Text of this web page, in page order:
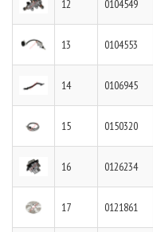
12 0104549
13 0104553
14 0106945
15 0150320
16 0126234
17 0121861